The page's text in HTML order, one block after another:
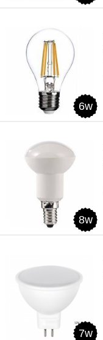
6w
8w
7w